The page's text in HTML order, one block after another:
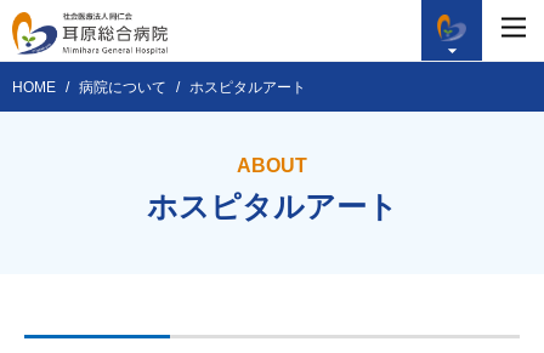
HOME 病院について ホスピタルアート
ABOUT
ホスピタルアート